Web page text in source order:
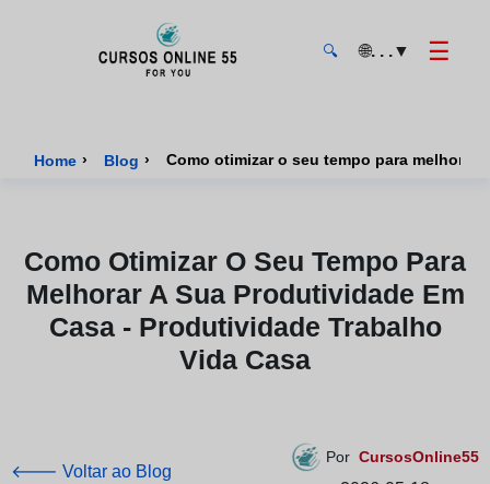
🔍 🌐. . .▼ ☰
Home › Blog › Como otimizar o seu tempo para
Como Otimizar O Seu Tempo Para
Melhorar A Sua Produtividade Em
Casa - Produtividade Trabalho
Vida Casa
🡐 Voltar ao Blog
Por CursosOnline55